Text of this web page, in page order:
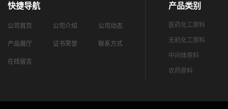
快捷导航
公司首页 公司介绍 公司动态
产品展厅 证书荣誉 联系方式
在线留言
产品类别
医药化工原料
无机化工原料
中间体原料
农药原料